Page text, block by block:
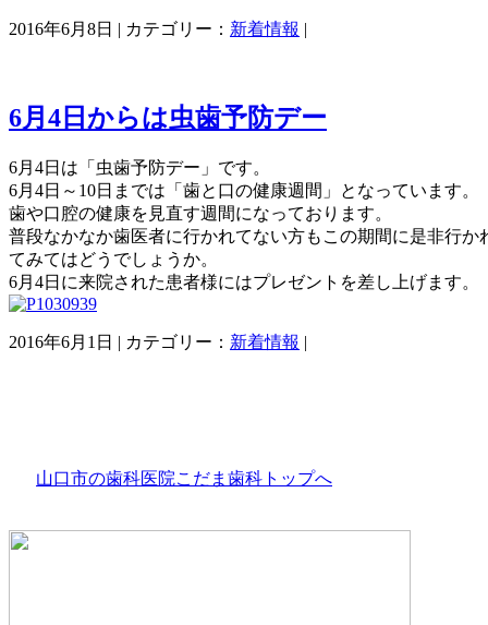
2016年6月8日 | カテゴリー： 新着情報 |
6月4日からは虫歯予防デー
6月4日は「虫歯予防デー」です。
6月4日～10日までは「歯と口の健康週間」となっています。
歯や口腔の健康を見直す週間になっております。
普段なかなか歯医者に行かれてない方もこの期間に是非行か
てみてはどうでしょうか。
6月4日に来院された患者様にはプレゼントを差し上げます。
2016年6月1日 | カテゴリー： 新着情報 |
山口市の歯科医院こだま歯科トップへ